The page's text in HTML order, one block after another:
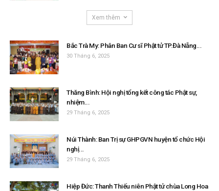
Xem thêm
Bắc Trà My: Phân Ban Cư sĩ Phật tử TP.Đà Nẵng...
30 Tháng 6, 2025
Thăng Bình: Hội nghị tổng kết công tác Phật sự,
nhiệm...
29 Tháng 6, 2025
Núi Thành: Ban Trị sự GHPGVN huyện tổ chức Hội
nghị...
29 Tháng 6, 2025
Hiệp Đức: Thanh Thiếu niên Phật tử chùa Long Hoa